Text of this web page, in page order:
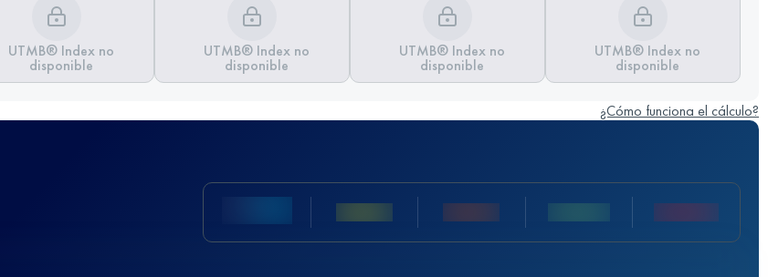
UTMB® Index no
disponible
UTMB® Index no
disponible
UTMB® Index no
disponible
UTMB® Index no
disponible
¿Cómo funciona el cálculo?